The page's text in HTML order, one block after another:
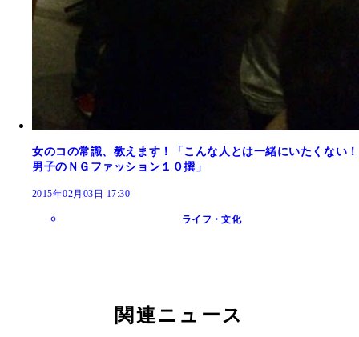
女のコの常識、教えます！「こんな人とは一緒にいたくない！
男子のＮＧファッション１０撰」
2015年02月03日 17:30
ライフ・文化
関連ニュース